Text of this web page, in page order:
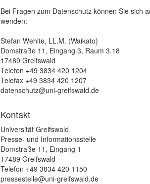
Bei Fragen zum Datenschutz können Sie sich
wenden:
Stefan Wehlte, LL.M. (Waikato)
Domstraße 11, Eingang 3, Raum 3.18
17489 Greifswald
Telefon +49 3834 420 1204
Telefax +49 3834 420 1207
datenschutz@uni-greifswald.de
Kontakt
Universität Greifswald
Presse- und Informationsstelle
Domstraße 11, Eingang 1
17489 Greifswald
Telefon +49 3834 420 1150
pressestelle@uni-greifswald.de